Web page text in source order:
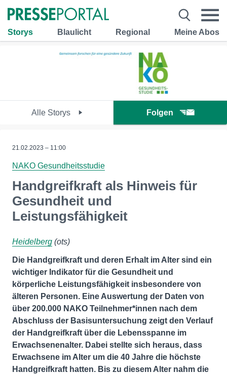
Storys Blaulicht Regional Meine Abos
Alle Storys Folgen
21.02.2023 – 11:00
NAKO Gesundheitsstudie
Handgreifkraft als Hinweis für
Gesundheit und
Leistungsfähigkeit
Heidelberg (ots)
Die Handgreifkraft und deren Erhalt im Alter sind ein
wichtiger Indikator für die Gesundheit und
körperliche Leistungsfähigkeit insbesondere von
älteren Personen. Eine Auswertung der Daten von
über 200.000 NAKO Teilnehmer*innen nach dem
Abschluss der Basisuntersuchung zeigt den Verlauf
der Handgreifkraft über die Lebensspanne im
Erwachsenenalter. Dabei stellte sich heraus, dass
Erwachsene im Alter um die 40 Jahre die höchste
Handgreifkraft hatten. Bis zu diesem Alter nahm die